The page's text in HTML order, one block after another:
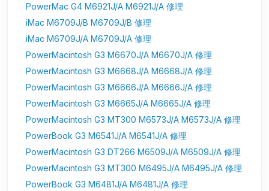
PowerMac G4 M6921J/A M6921J/A 修理
iMac M6709J/B M6709J/B 修理
iMac M6709J/A M6709J/A 修理
PowerMacintosh G3 M6670J/A M6670J/A 修理
PowerMacintosh G3 M6668J/A M6668J/A 修理
PowerMacintosh G3 M6666J/A M6666J/A 修理
PowerMacintosh G3 M6665J/A M6665J/A 修理
PowerMacintosh G3 MT300 M6573J/A M6573J/A 修理
PowerBook G3 M6541J/A M6541J/A 修理
PowerMacintosh G3 DT266 M6509J/A M6509J/A 修理
PowerMacintosh G3 MT300 M6495J/A M6495J/A 修理
PowerBook G3 M6481J/A M6481J/A 修理